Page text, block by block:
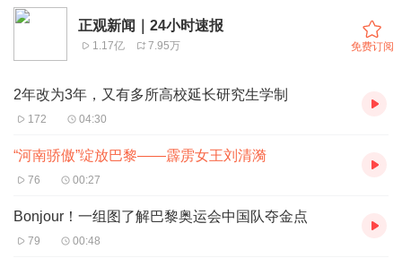
正观新闻｜24小时速报
1.17亿 7.95万 免费订阅
2年改为3年，又有多所高校延长研究生学制
172 04:30
“河南骄傲”绽放巴黎——霹雳女王刘清漪
76 00:27
Bonjour！一组图了解巴黎奥运会中国队夺金点
79 00:48